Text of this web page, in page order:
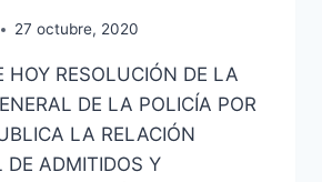
27 octubre, 2020
HOY RESOLUCIÓN DE LA
DE LA POLICÍA POR
LA RELACIÓN
DE ADMITIDOS Y